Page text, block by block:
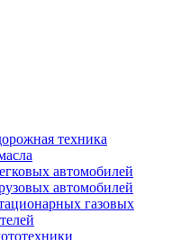
техника
автомобилей
автомобилей
газовых